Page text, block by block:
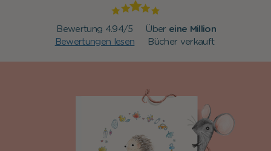
Bewertung 4.94/5
Bewertungen lesen
Über eine Million
Bücher verkauft